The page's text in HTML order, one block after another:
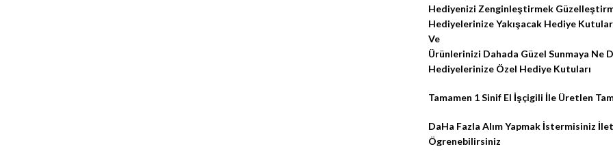
Hediyenizi Zenginleştirmek
Hediyelerinize Yakışacak Hediye
Ve
Ürünlerinizi Dahada Güzel Sunmaya Ne
Hediyelerinize Özel Hediye Kutuları
Tamamen 1 Sinif El İşçigili İle Üretlen
DaHa Fazla Alım Yapmak İstermisiniz
Ögrenebilirsiniz